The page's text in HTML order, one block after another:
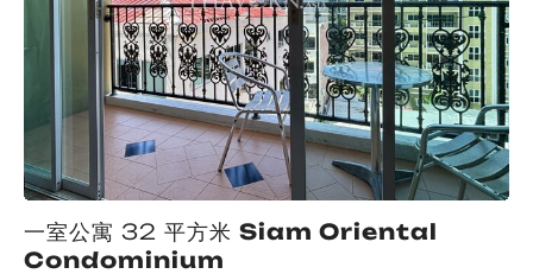
一室公寓 32 平方米 Siam Oriental
Condominium